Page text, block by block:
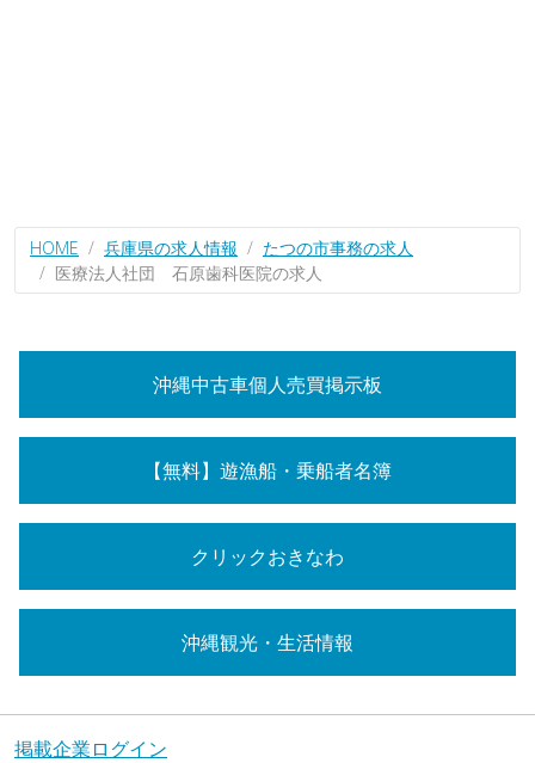
HOME 兵庫県の求人情報
たつの市事務の求人
医療法人社団 石原歯科医院の求人
沖縄中古車個人売買掲示板
【無料】遊漁船・乗船者名簿
クリックおきなわ
沖縄観光・生活情報
掲載企業ログイン